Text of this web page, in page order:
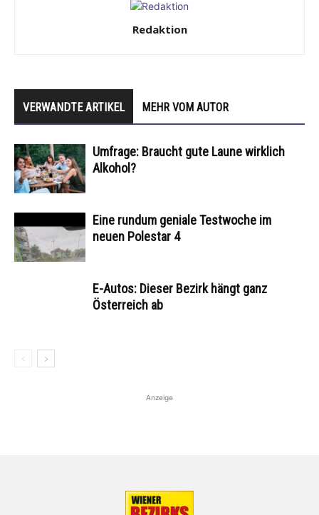
Redaktion
VERWANDTE ARTIKEL MEHR VOM AUTOR
Umfrage: Braucht gute Laune wirklich
Alkohol?
Eine rundum geniale Testwoche im
neuen Polestar 4
E-Autos: Dieser Bezirk hängt ganz
Österreich ab
Anzeige